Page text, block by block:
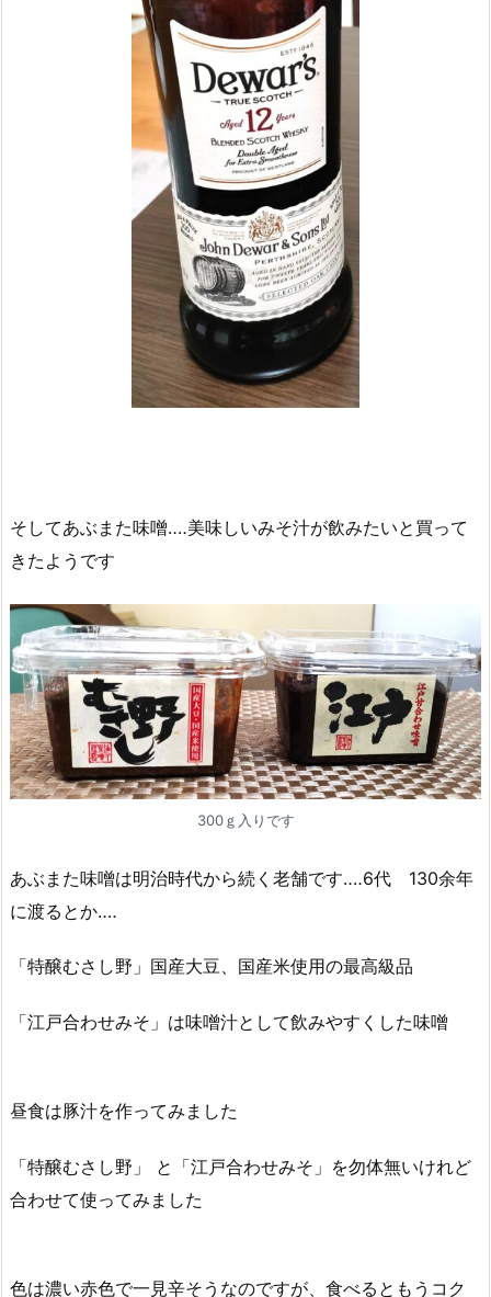
そしてあぶまた味噌‥‥美味しいみそ汁が飲みたいと買って
きたようです
300ｇ入りです
あぶまた味噌は明治時代から続く老舗です‥‥6代 130余年
に渡るとか‥‥
「特醸むさし野」国産大豆、国産米使用の最高級品
「江戸合わせみそ」は味噌汁として飲みやすくした味噌
昼食は豚汁を作ってみました
「特醸むさし野」 と「江戸合わせみそ」を勿体無いけれど
合わせて使ってみました
色は濃い赤色で一見辛そうなのですが、食べるともうコク